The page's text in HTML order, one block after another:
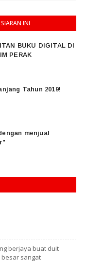
INI
BUKU DIGITAL DI
PERAK
Tahun 2019!
menjual
berjaya buat duit
sangat